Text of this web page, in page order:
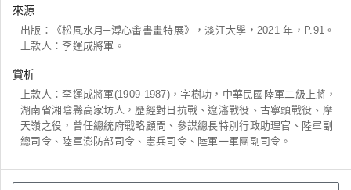
來源
出版：《松風水月─溥心畬書畫特展》，淡江大學，2021 年，P.91。
上款人：李運成將軍。
賞析
上款人：李運成將軍(1909-1987)，字樹功，中華民國陸軍二級上將，
湖南省湘陰縣高家坊人，歷經對日抗戰、遼瀋戰役、古寧頭戰役、摩
天嶺之役，曾任總統府戰略顧問、參謀總長特別行政助理官、陸軍副
總司令、陸軍澎防部司令、憲兵司令、陸軍一軍團副司令。